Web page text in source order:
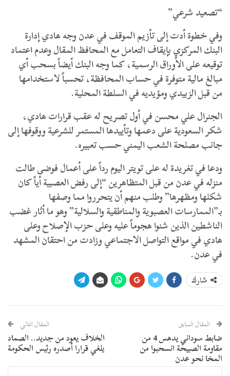
“تصعيد شرعي”
وفي خطوة أدت إلى تأزيم الموقف في عدن وجه هادي إدارة
البنك المركزي بإيقاف التعامل مع المحافظ المقال وعدم اعتماد
توقيعه على الأوراق الرسمية، كما وجه البنك أيضاً بسحب أي
مبالغ مالية متوفرة في حساب المحافظة، تحسباً لاستخدامها
من قبل الزبيدي ومؤيديه في السلطة المحلية.
الجنرال علي محسن في أول تصريح له عقب قرارات هادي،
شكر السعودية على دعمها وتأييدها المستمر للشرعية ووقوفها إلى
جانب مصلحة الشعب اليمني حسب تعبيره.
ودعا في تغريدة له على تويتر اليوم رداً على أعمال فوضى طالت
منزله في عدن من قبل المتظاهرين “إلى رفض العصبية أياً كان
شكلها ومظهرها” وطلب منهم أن يتحرروا مما وصفها
بـ”الممارسات العصبوية والمناطقية والسلالية” وهو ما أثار غضب
الناشطين الذين شنوا هجوماً عليه وعلى حزب الإصلاح وعلى
هادي في مواقع التواصل الاجتماعي وزادت من احتقان المشهد
في عدن.
شارك
المقال السابق
ضابط سوداني يدهس 4 من
مقاومة الصبيحة انسحبوا من
المخا نحو عدن
المقال التالي
الخلاف يعود من جديد.. الصماد
يلغي قرارا أصدره رئيس الحكومة